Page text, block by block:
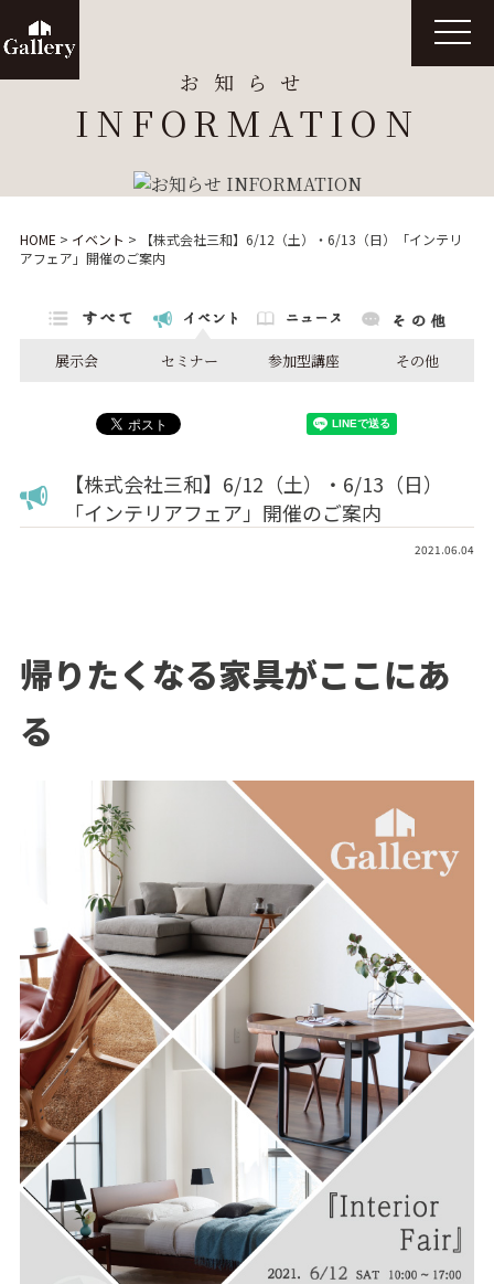
お知らせ
INFORMATION
t
o
g
i
HOME > イベント >
【株式会社三和】6/12（土）・6/13（日）「インテリ
アフェア」開催のご案内
展示会 セミナー 参加型講座 その他
【株式会社三和】6/12（土）・6/13（日）
「インテリアフェア」開催のご案内
2021.06.04
帰りたくなる家具がここにあ
る